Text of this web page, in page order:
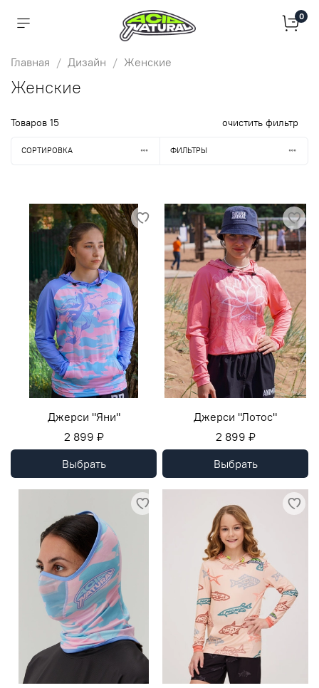
0
Главная Дизайн Женские
Женские
Товаров 15 очистить фильтр
СОРТИРОВКА ФИЛЬТРЫ
Джерси "Яни"
2 899 ₽
Выбрать
Джерси "Лотос"
2 899 ₽
Выбрать